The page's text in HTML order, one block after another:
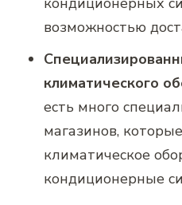
возможностью
климатического
есть много
магазинов‚
климатическое
кондиционерные